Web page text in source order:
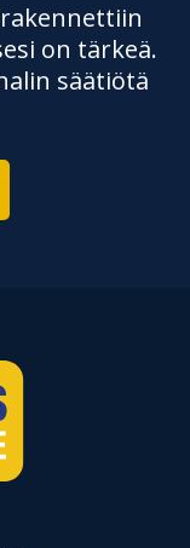
on tärkeä.
säätiötä